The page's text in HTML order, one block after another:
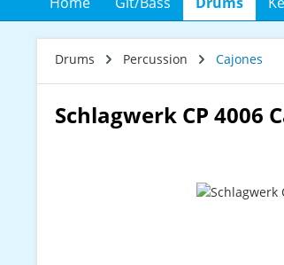
Drums Percussion Cajones
Schlagwerk CP 4006
Bildergalerie überspringen